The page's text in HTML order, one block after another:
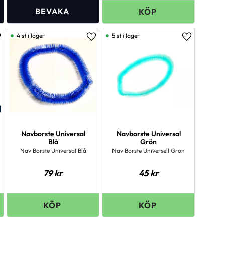
till i favoriter
Navborste Universal
Blå
Nav Borste Universal Blå
79kr
Lägg till i favoriter
4 st i lager
Navborste Universal
Grön
Nav Borste Universell Grön
45kr
Lägg till i
5 st i lager